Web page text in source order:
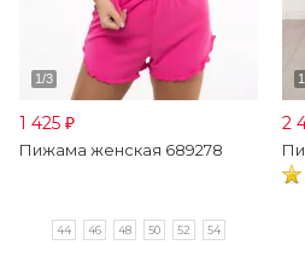
1 425 ₽
Пижама женская 689278
44 46 48 50 52 54
2